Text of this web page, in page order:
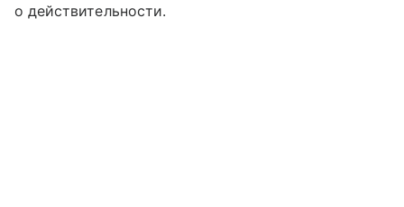
о действительности.